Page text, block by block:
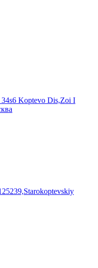
Koptevo Dis,Zoi I